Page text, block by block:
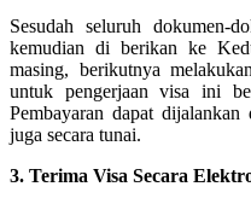
Sesudah seluruh dokumen-
kemudian di berikan ke
masing, berikutnya
untuk pengerjaan visa ini
Pembayaran dapat
juga secara tunai.
3. Terima Visa Secara